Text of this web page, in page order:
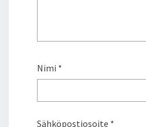
Nimi *
Sähköpostiosoite *